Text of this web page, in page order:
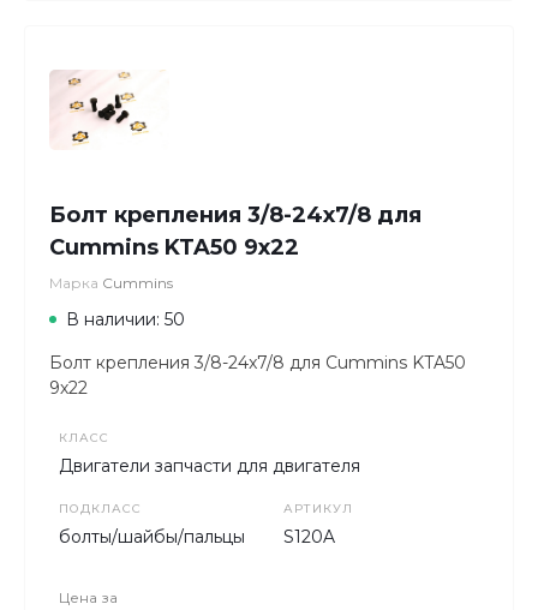
Болт крепления 3/8-24x7/8 для
Cummins KTA50 9х22
Марка Cummins
В наличии: 50
Болт крепления 3/8-24x7/8 для Cummins KTA50
9х22
КЛАСС
Двигатели запчасти для двигателя
ПОДКЛАСС
болты/шайбы/пальцы
АРТИКУЛ
S120A
Цена за